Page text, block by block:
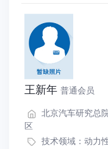
王新年 普通会员
北京汽车研究总
区
技术领域： 动力